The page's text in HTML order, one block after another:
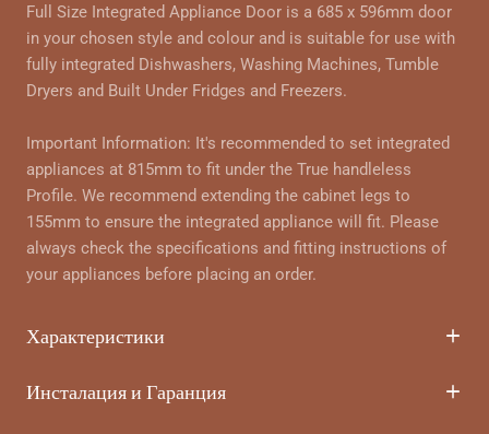
Full Size Integrated Appliance Door is a 685 x 596mm door
in your chosen style and colour and is suitable for use with
fully integrated Dishwashers, Washing Machines, Tumble
Dryers and Built Under Fridges and Freezers.
Important Information: It's recommended to set integrated
appliances at 815mm to fit under the True handleless
Profile. We recommend extending the cabinet legs to
155mm to ensure the integrated appliance will fit. Please
always check the specifications and fitting instructions of
your appliances before placing an order.
Характеристики
Инсталация и Гаранция